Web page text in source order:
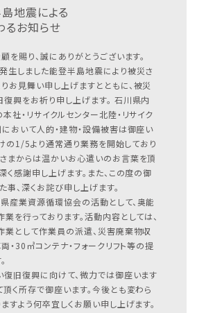
地震による
お知らせ
を賜り、誠にありがとうございます。
生しました能登半島地震により被災さ
お見舞い申し上げますとともに、被災
興をお祈り申し上げます。 石川県内
社・リサイクルセンター北陸・リサイク
おいて人的・建物・設備被害は御座い
の1/5より通常通り業務を開始しており
まからは温かいお心遣いのお言葉を頂
く感謝申し上げます。また、この度の御
事、深くお詫び申し上げます。
産業資源循環協会の活動として、奥能
を行っております。活動内容としては、
として作業員の派遣、災害廃棄物収
・30㎥コンテナ・フォークリフト等の提
旧復興に向けて、微力では御座います
く所存で御座います。今後とも変わら
すよう何卒宜しくお願い申し上げます。